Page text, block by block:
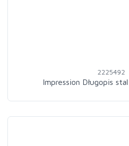
2225492
Impression Długopis